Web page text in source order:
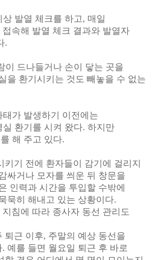
상 발열 체크를 하고, 매일
속해 발열 체크 결과와 발열자
.
이 드나들거나 손이 닿는 곳을
을 환기시키는 것도 빼놓을 수 없는
태가 발생하기 이전에는
환기를 시켜 왔다. 하지만
해 주고 있다.
기 전에 환자들이 감기에 걸리지
싸거나 모자를 씌운 뒤 창문을
인력과 시간을 투입할 수밖에
묵히 해내고 있는 상황이다.
침에 따라 종사자 동선 관리도
퇴근 이후, 주말의 예상 동선을
. 예를 들면 월요일 퇴근 후 바로